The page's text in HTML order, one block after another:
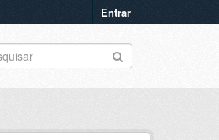
Entrar